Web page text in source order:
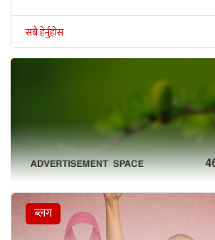
सबै हेर्नुहोस
ब्लग